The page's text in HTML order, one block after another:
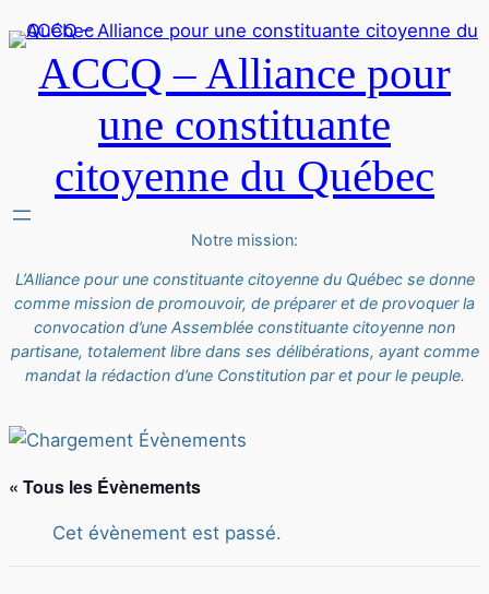
ACCQ – Alliance pour
une constituante
citoyenne du Québec
Notre mission:
L’Alliance pour une constituante citoyenne du Québec se donne
comme mission de promouvoir, de préparer et de provoquer la
convocation d’une Assemblée constituante citoyenne non
partisane, totalement libre dans ses délibérations, ayant comme
mandat la rédaction d’une Constitution par et pour le peuple.
« Tous les Évènements
Cet évènement est passé.